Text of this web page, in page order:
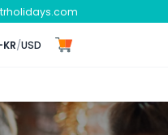
/USD